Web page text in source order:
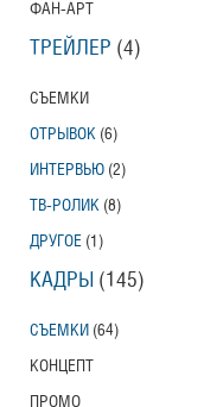
ФАН-АРТ
ТРЕЙЛЕР (4)
СЪЕМКИ
ОТРЫВОК (6)
ИНТЕРВЬЮ (2)
ТВ-РОЛИК (8)
ДРУГОЕ (1)
КАДРЫ (145)
СЪЕМКИ (64)
КОНЦЕПТ
ПРОМО